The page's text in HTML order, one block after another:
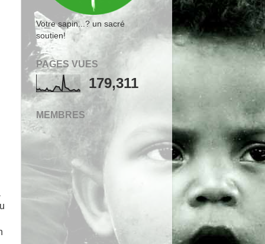
Votre sapin...? un sacré
soutien!
PAGES VUES
179,311
MEMBRES